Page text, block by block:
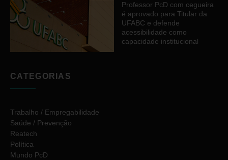
Professor PcD com cegueira
é aprovado para Titular da
UFABC e defende
acessibilidade como
capacidade institucional
CATEGORIAS
Trabalho / Empregabilidade
Saúde / Prevenção
Reatech
Política
Mundo PcD